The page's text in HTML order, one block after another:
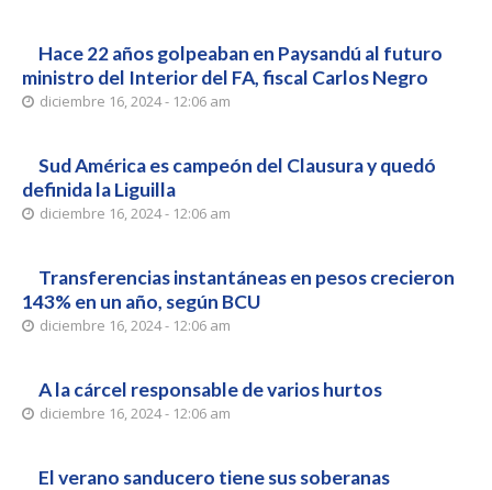
Hace 22 años golpeaban en Paysandú al futuro
ministro del Interior del FA, fiscal Carlos Negro
diciembre 16, 2024 - 12:06 am
Sud América es campeón del Clausura y quedó
definida la Liguilla
diciembre 16, 2024 - 12:06 am
Transferencias instantáneas en pesos crecieron
143% en un año, según BCU
diciembre 16, 2024 - 12:06 am
A la cárcel responsable de varios hurtos
diciembre 16, 2024 - 12:06 am
El verano sanducero tiene sus soberanas